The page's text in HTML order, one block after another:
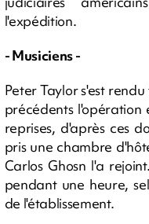
l'expédition.
- Musiciens -
Peter Taylor s'est
précédents
reprises, d'après ces
pris une chambre
Carlos Ghosn l'a
pendant une heure,
de l'établissement.